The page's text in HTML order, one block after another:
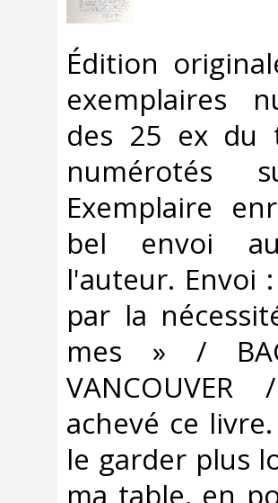
‎Édition
exemplaires
des 25 ex du
numérotés
Exemplaire
bel envoi
l'auteur. Envoi
par la
mes » /
achevé ce
le garder plus
ma table, en